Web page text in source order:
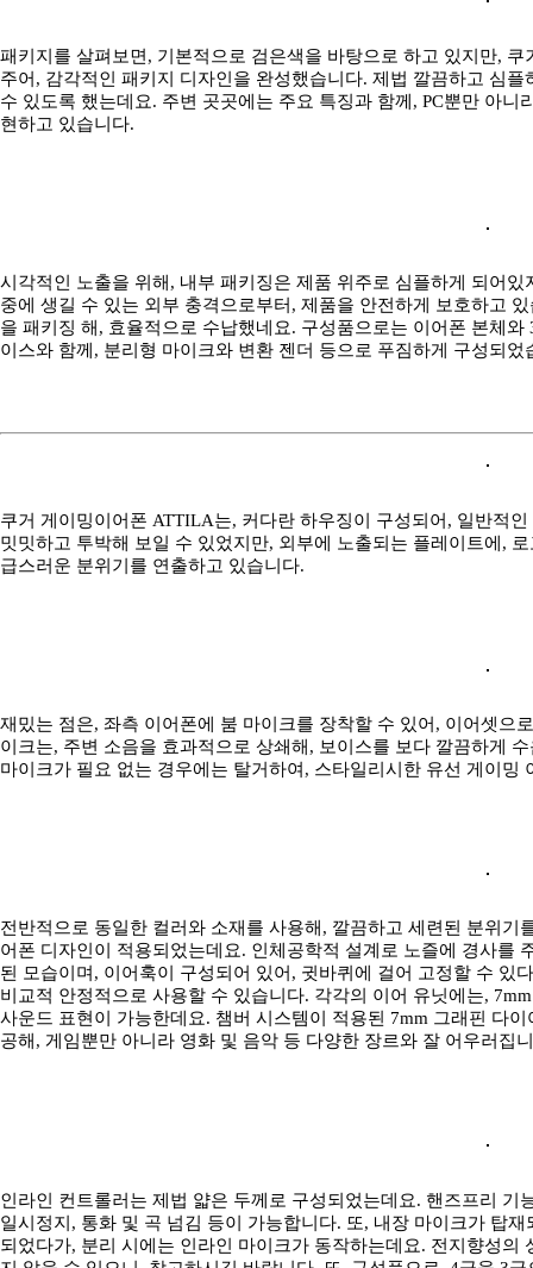
패키지를 살펴보면, 기본적으로 검은색을 바탕으로 하고 있지만,
주어, 감각적인 패키지 디자인을 완성했습니다. 제법 깔끔하고 심
수 있도록 했는데요. 주변 곳곳에는 주요 특징과 함께, PC뿐만 아
현하고 있습니다.
시각적인 노출을 위해, 내부 패키징은 제품 위주로 심플하게 되어
중에 생길 수 있는 외부 충격으로부터, 제품을 안전하게 보호하고
을 패키징 해, 효율적으로 수납했네요. 구성품으로는 이어폰 본체
이스와 함께, 분리형 마이크와 변환 젠더 등으로 푸짐하게 구성되었
쿠거 게이밍이어폰 ATTILA는, 커다란 하우징이 구성되어, 일반적
밋밋하고 투박해 보일 수 있었지만, 외부에 노출되는 플레이트에,
급스러운 분위기를 연출하고 있습니다.
재밌는 점은, 좌측 이어폰에 붐 마이크를 장착할 수 있어, 이어셋으
이크는, 주변 소음을 효과적으로 상쇄해, 보이스를 보다 깔끔하게
마이크가 필요 없는 경우에는 탈거하여, 스타일리시한 유선 게이밍
전반적으로 동일한 컬러와 소재를 사용해, 깔끔하고 세련된 분위기
어폰 디자인이 적용되었는데요. 인체공학적 설계로 노즐에 경사를
된 모습이며, 이어훅이 구성되어 있어, 귓바퀴에 걸어 고정할 수 있
비교적 안정적으로 사용할 수 있습니다. 각각의 이어 유닛에는,
사운드 표현이 가능한데요. 챔버 시스템이 적용된 7mm 그래핀 다
공해, 게임뿐만 아니라 영화 및 음악 등 다양한 장르와 잘 어우러집
인라인 컨트롤러는 제법 얇은 두께로 구성되었는데요. 핸즈프리
일시정지, 통화 및 곡 넘김 등이 가능합니다. 또, 내장 마이크가 탑
되었다가, 분리 시에는 인라인 마이크가 동작하는데요. 전지향성